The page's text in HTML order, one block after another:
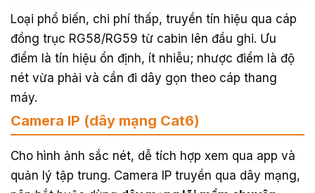
Loại phổ biến, chi phí thấp, truyền tín hiệu qua cáp
đồng trục RG58/RG59 từ cabin lên đầu ghi. Ưu
điểm là tín hiệu ổn định, ít nhiễu; nhược điểm là độ
nét vừa phải và cần đi dây gọn theo cáp thang
máy.
Camera IP (dây mạng Cat6)
Cho hình ảnh sắc nét, dễ tích hợp xem qua app và
quản lý tập trung. Camera IP truyền qua dây mạng,